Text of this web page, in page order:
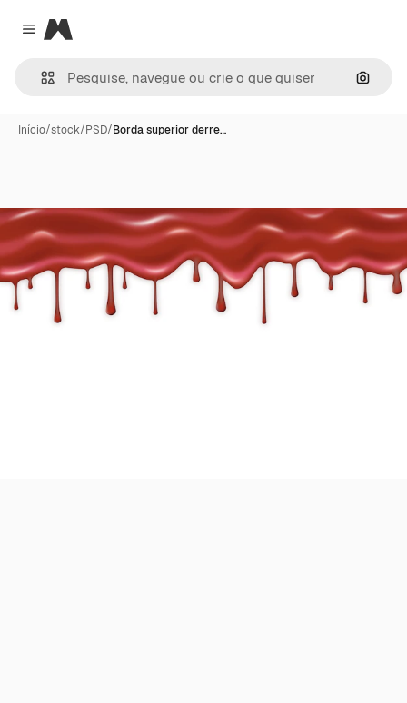
Close menu
Magnific
Início/stock/PSD/Borda superior derre…